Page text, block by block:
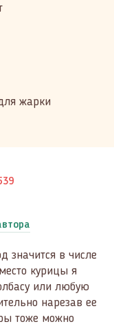
жарки
значится в числе
курицы я
или любую
нарезав ее
тоже можно